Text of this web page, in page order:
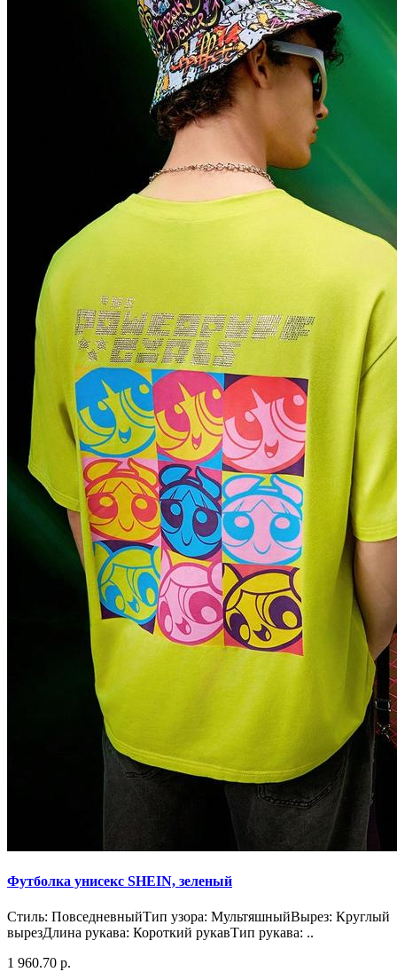
Футболка унисекс SHEIN, зеленый
Стиль: ПовседневныйТип узора: МультяшныйВырез: Круглый
вырезДлина рукава: Короткий рукавТип рукава: ..
1 960.70 р.